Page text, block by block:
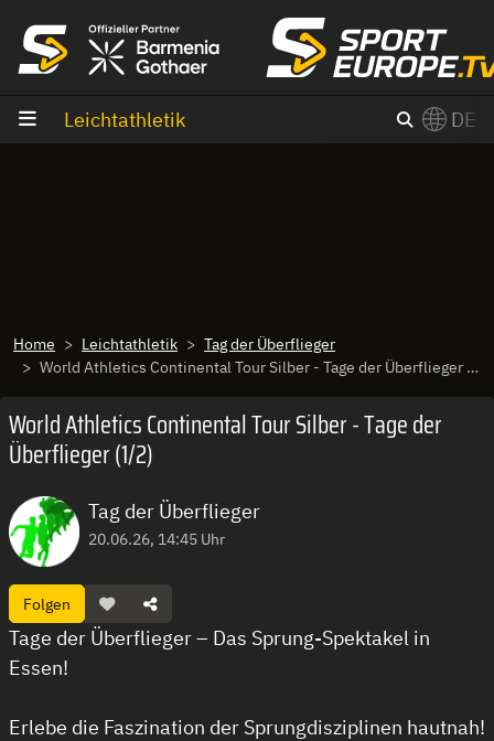
Leichtathletik DE
Home Leichtathletik
Tag der Überflieger
World Athletics Continental Tour Silber - Tage der Überflieger (1/2)
World Athletics Continental Tour Silber - Tage der
Überflieger (1/2)
Tag der Überflieger
20.06.26, 14:45 Uhr
Folgen
Tage der Überflieger – Das Sprung-Spektakel in
Essen!
Erlebe die Faszination der Sprungdisziplinen hautnah!